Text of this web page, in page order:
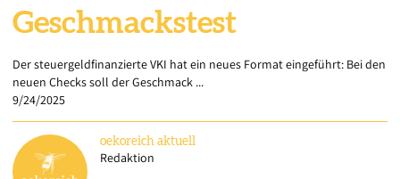
Geschmackstest
Der steuergeldfinanzierte VKI hat ein neues Format eingeführt: Bei den
neuen Checks soll der Geschmack ...
9/24/2025
oekoreich aktuell
Redaktion